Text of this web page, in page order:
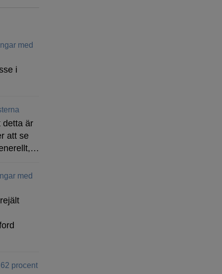
med
i
detta är
att se
med
procent